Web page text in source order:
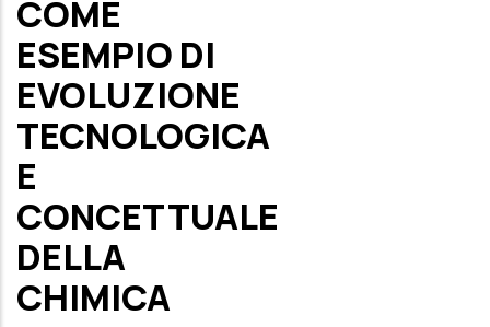
COME
ESEMPIO DI
EVOLUZIONE
TECNOLOGICA
E
CONCETTUALE
DELLA
CHIMICA